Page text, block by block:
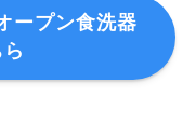
ープン食洗器